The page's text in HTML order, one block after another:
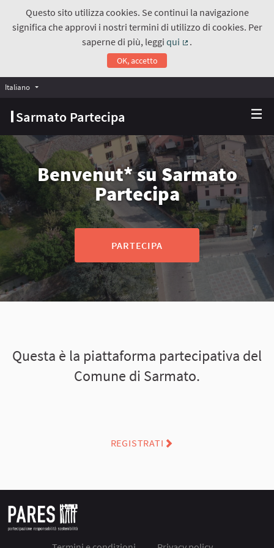
Questo sito utilizza cookies. Se continui la navigazione
significa che approvi i nostri termini di utilizzo di cookies. Per
saperne di più, leggiqui
.
OK, accetto
Sarmato Partecipa
Italiano Choose language
Benvenut* suSarmato
Partecipa
PARTECIPA
Questa è la piattaforma partecipativa del
Comune di Sarmato.
REGISTRATI